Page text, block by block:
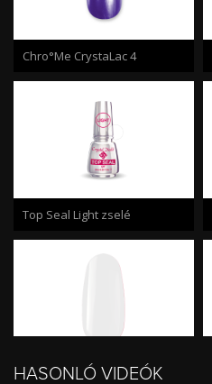
Chro°Me CrystaLac 4
Top Seal Light zselé
Royal Gel R6
HASONLÓ VIDEÓK